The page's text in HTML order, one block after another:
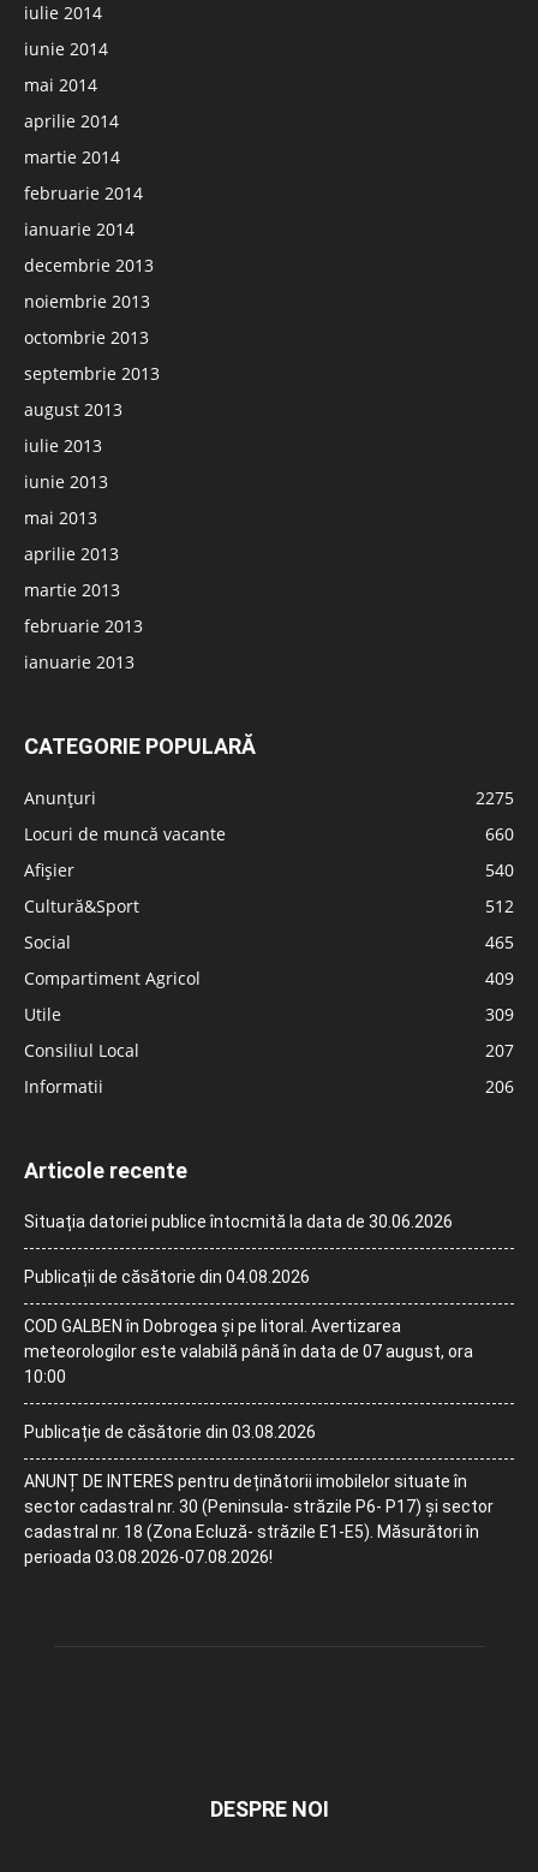
iulie 2014
iunie 2014
mai 2014
aprilie 2014
martie 2014
februarie 2014
ianuarie 2014
decembrie 2013
noiembrie 2013
octombrie 2013
septembrie 2013
august 2013
iulie 2013
iunie 2013
mai 2013
aprilie 2013
martie 2013
februarie 2013
ianuarie 2013
CATEGORIE POPULARĂ
Anunțuri
2275
Locuri de muncă vacante
660
Afișier
540
Cultură&Sport
512
Social
465
Compartiment Agricol
409
Utile
309
Consiliul Local
207
Informatii
206
Articole recente
Situația datoriei publice întocmită la data de 30.06.2026
Publicații de căsătorie din 04.08.2026
COD GALBEN în Dobrogea și pe litoral. Avertizarea
meteorologilor este valabilă până în data de 07 august, ora
10:00
Publicație de căsătorie din 03.08.2026
ANUNȚ DE INTERES pentru deținătorii imobilelor situate în
sector cadastral nr. 30 (Peninsula- străzile P6- P17) și sector
cadastral nr. 18 (Zona Ecluză- străzile E1-E5). Măsurători în
perioada 03.08.2026-07.08.2026!
DESPRE NOI